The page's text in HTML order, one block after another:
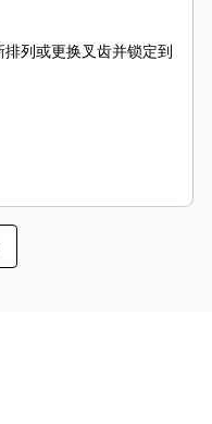
列或更换叉齿并锁定到